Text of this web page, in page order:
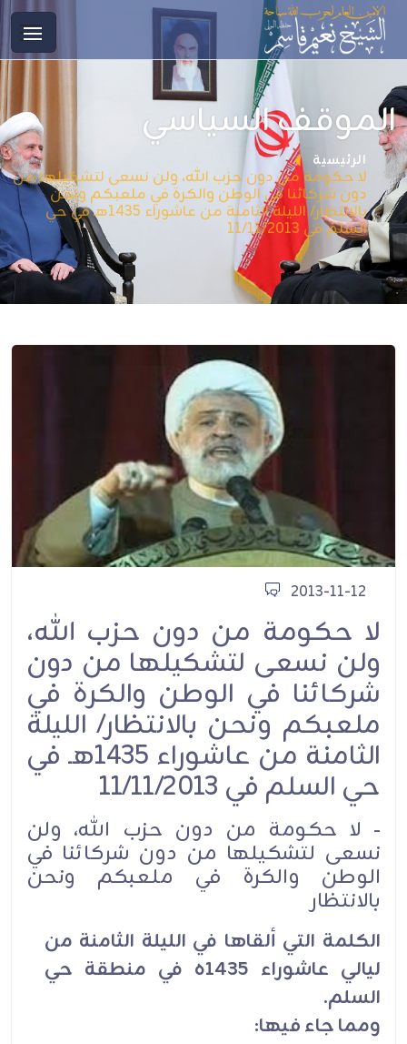
الموقف السياسي
الرئيسية
لا حكومة من دون حزب الله، ولن نسعى لتشكيلها من
دون شركائنا في الوطن والكرة في ملعبكم ونحن
بالانتظار/ الليلة الثامنة من عاشوراء 1435هـ في حي
السلم في 11/11/2013
2013-11-12
لا حكومة من دون حزب الله،
ولن نسعى لتشكيلها من دون
شركائنا في الوطن والكرة في
ملعبكم ونحن بالانتظار/ الليلة
الثامنة من عاشوراء 1435هـ في
حي السلم في 11/11/2013
- لا حكومة من دون حزب الله، ولن
نسعى لتشكيلها من دون شركائنا في
الوطن والكرة في ملعبكم ونحن
بالانتظار
الكلمة التي ألقاها في الليلة الثامنة من
ليالي عاشوراء 1435ه في منطقة حي
السلم.
ومما جاء فيها: